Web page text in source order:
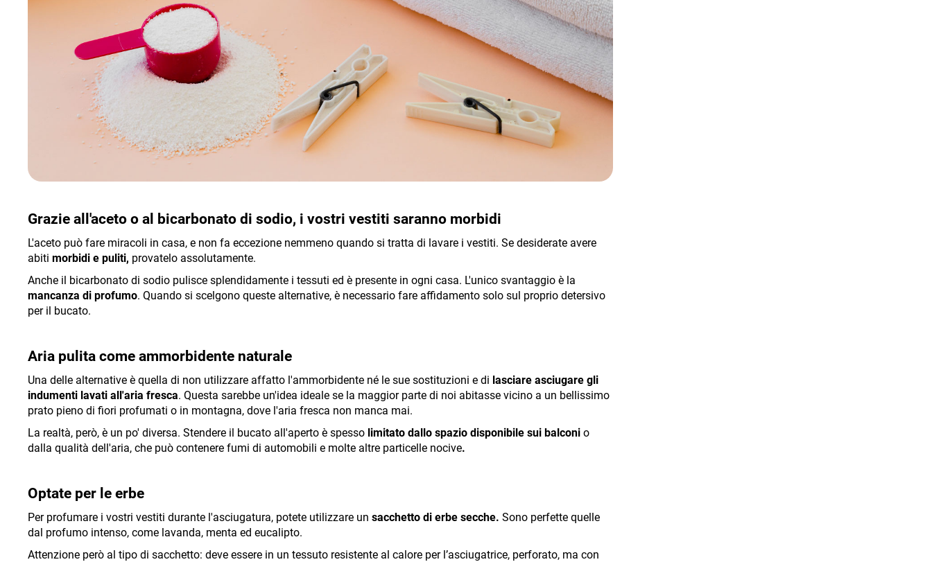
Grazie all'aceto o al bicarbonato di sodio, i vostri vestiti saranno morbidi
L'aceto può fare miracoli in casa, e non fa eccezione nemmeno quando si tratta di lavare i vestiti. Se desiderate avere
abiti morbidi e puliti, provatelo assolutamente.
Anche il bicarbonato di sodio pulisce splendidamente i tessuti ed è presente in ogni casa. L'unico svantaggio è la
mancanza di profumo. Quando si scelgono queste alternative, è necessario fare affidamento solo sul proprio detersivo
per il bucato.
Aria pulita come ammorbidente naturale
Una delle alternative è quella di non utilizzare affatto l'ammorbidente né le sue sostituzioni e di lasciare asciugare gli
indumenti lavati all'aria fresca. Questa sarebbe un'idea ideale se la maggior parte di noi abitasse vicino a un bellissimo
prato pieno di fiori profumati o in montagna, dove l'aria fresca non manca mai.
La realtà, però, è un po' diversa. Stendere il bucato all'aperto è spesso limitato dallo spazio disponibile sui balconi o
dalla qualità dell'aria, che può contenere fumi di automobili e molte altre particelle nocive.
Optate per le erbe
Per profumare i vostri vestiti durante l'asciugatura, potete utilizzare un sacchetto di erbe secche. Sono perfette quelle
dal profumo intenso, come lavanda, menta ed eucalipto.
Attenzione però al tipo di sacchetto: deve essere in un tessuto resistente al calore per l’asciugatrice, perforato, ma con